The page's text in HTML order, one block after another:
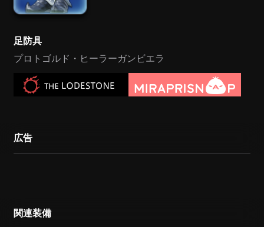
足防具
プロトゴルド・ヒーラーガンビエラ
広告
関連装備